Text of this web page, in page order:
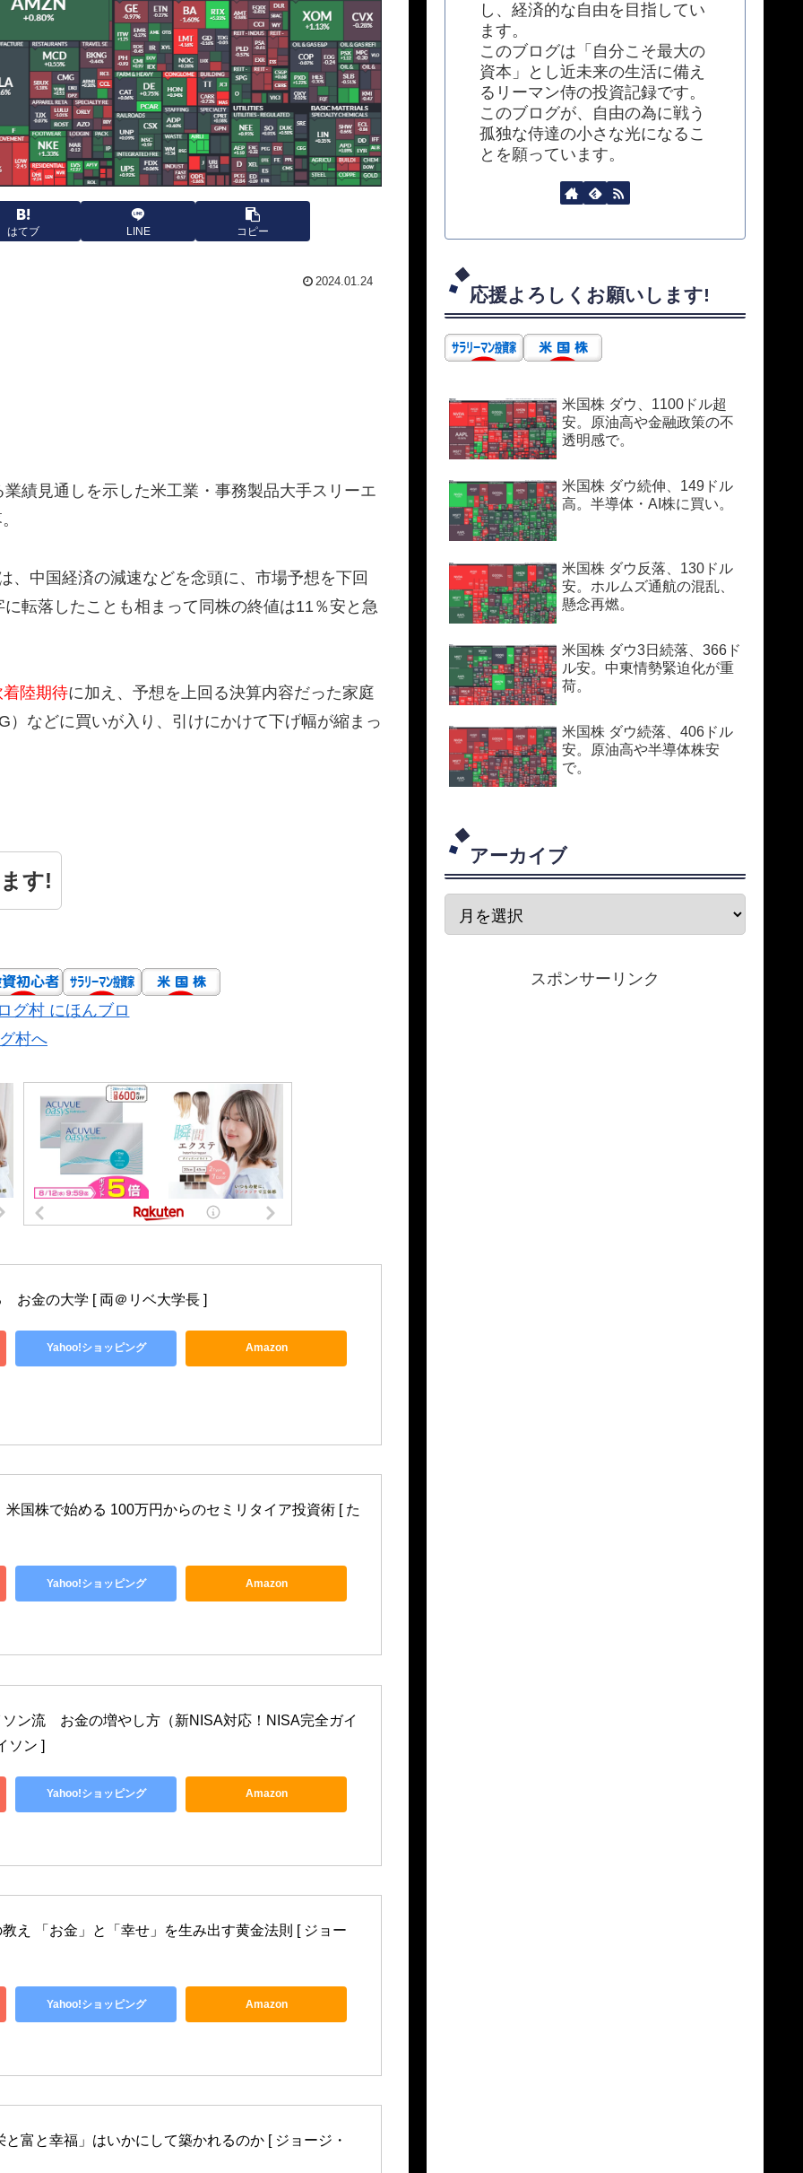
はてブ LINE コピー
2024.01.24
績見通しを示した米工業・事務製品大手スリーエ
、中国経済の減速などを念頭に、市場予想を下回
転落したことも相まって同株の終値は11％安と急
陸期待に加え、予想を上回る決算内容だった家庭
などに買いが入り、引けにかけて下げ幅が縮まっ
す!
お金の大学 [ 両＠リベ大学長 ]
Yahoo!ショッピング Amazon
国株で始める 100万円からのセミリタイア投資術 [ た
Yahoo!ショッピング Amazon
ン流　お金の増やし方（新NISA対応！NISA完全ガイ
ソン ]
Yahoo!ショッピング Amazon
え 「お金」と「幸せ」を生み出す黄金法則 [ ジョー
Yahoo!ショッピング Amazon
富と幸福」はいかにして築かれるのか [ ジョージ・
し、経済的な自由を目指してい
ます。
このブログは「自分こそ最大の
資本」とし近未来の生活に備え
るリーマン侍の投資記録です。
このブログが、自由の為に戦う
孤独な侍達の小さな光になるこ
とを願っています。
応援よろしくお願いします!
米国株 ダウ、1100ドル超
安。原油高や金融政策の不
透明感で。
米国株 ダウ続伸、149ドル
高。半導体・AI株に買い。
米国株 ダウ反落、130ドル
安。ホルムズ通航の混乱、
懸念再燃。
米国株 ダウ3日続落、366ド
ル安。中東情勢緊迫化が重
荷。
米国株 ダウ続落、406ドル
安。原油高や半導体株安
で。
アーカイブ
スポンサーリンク